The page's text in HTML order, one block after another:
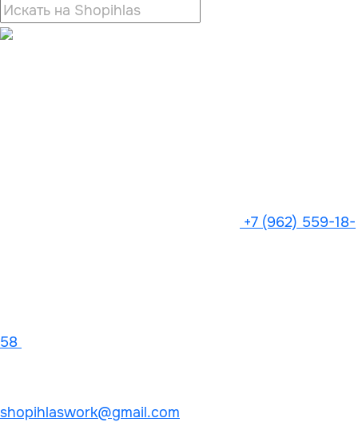
+7 (962) 559-18-
58
shopihlaswork@gmail.com